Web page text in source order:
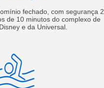
fechado, com segurança
de 10 minutos do complexo de
e da Universal.